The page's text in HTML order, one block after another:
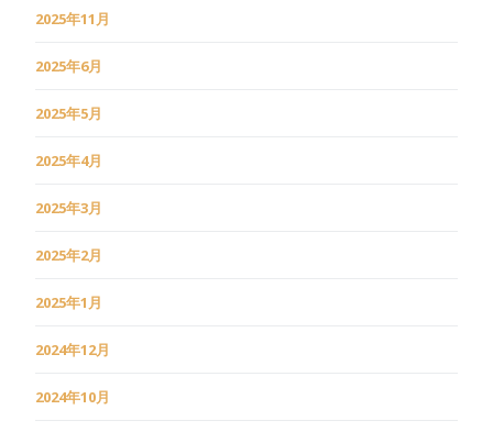
2025年11月
2025年6月
2025年5月
2025年4月
2025年3月
2025年2月
2025年1月
2024年12月
2024年10月